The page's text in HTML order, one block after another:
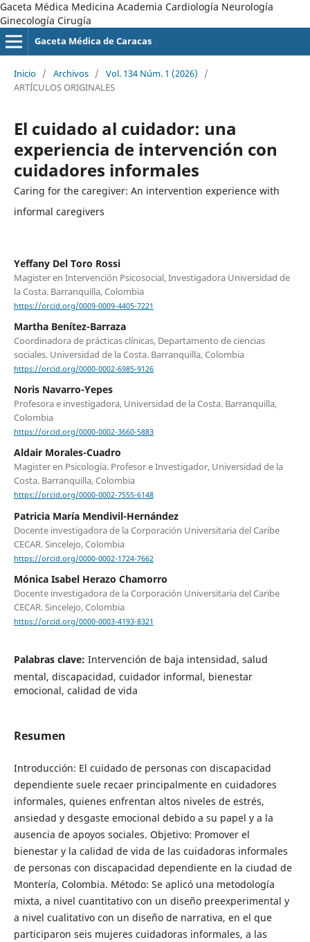
Gaceta Médica Medicina Academia Cardiología Neurología
Ginecología Cirugía
Gaceta Médica de Caracas
Inicio / Archivos / Vol. 134 Núm. 1 (2026)
/
ARTÍCULOS ORIGINALES
El cuidado al cuidador: una
experiencia de intervención con
cuidadores informales
Caring for the caregiver: An intervention experience with
informal caregivers
Yeffany Del Toro Rossi
Magister en Intervención Psicosocial, Investigadora Universidad de
la Costa. Barranquilla, Colombia
https://orcid.org/0009-0009-4405-7221
Martha Benítez-Barraza
Coordinadora de prácticas clínicas, Departamento de ciencias
sociales. Universidad de la Costa. Barranquilla, Colombia
https://orcid.org/0000-0002-6985-9126
Noris Navarro-Yepes
Profesora e investigadora, Universidad de la Costa. Barranquilla,
Colombia
https://orcid.org/0000-0002-3660-5883
Aldair Morales-Cuadro
Magister en Psicología. Profesor e Investigador, Universidad de la
Costa. Barranquilla, Colombia
https://orcid.org/0000-0002-7555-6148
Patricia María Mendivil-Hernández
Docente investigadora de la Corporación Universitaria del Caribe
CECAR. Sincelejo, Colombia
https://orcid.org/0000-0002-1724-7662
Mónica Isabel Herazo Chamorro
Docente investigadora de la Corporación Universitaria del Caribe
CECAR. Sincelejo, Colombia
https://orcid.org/0000-0003-4193-8321
Palabras clave: Intervención de baja intensidad, salud
mental, discapacidad, cuidador informal, bienestar
emocional, calidad de vida
Resumen
Introducción: El cuidado de personas con discapacidad
dependiente suele recaer principalmente en cuidadores
informales, quienes enfrentan altos niveles de estrés,
ansiedad y desgaste emocional debido a su papel y a la
ausencia de apoyos sociales. Objetivo: Promover el
bienestar y la calidad de vida de las cuidadoras informales
de personas con discapacidad dependiente en la ciudad de
Montería, Colombia. Método: Se aplicó una metodología
mixta, a nivel cuantitativo con un diseño preexperimental y
a nivel cualitativo con un diseño de narrativa, en el que
participaron seis mujeres cuidadoras informales, a las